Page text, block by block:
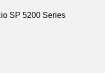
SP 5200 Series